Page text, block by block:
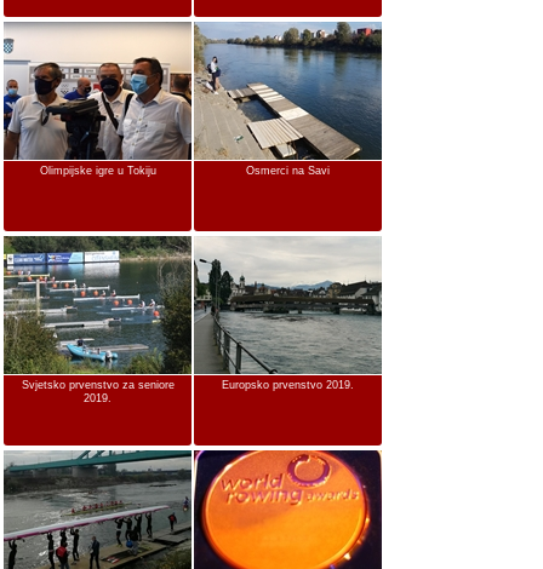
Olimpijske igre u Tokiju Osmerci na Savi
Svjetsko prvenstvo za seniore
2019.
Europsko prvenstvo 2019.